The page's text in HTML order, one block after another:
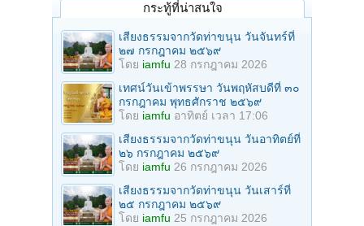
กระทู้ที่น่าสนใจ
เสียงธรรมจากวัดท่าขนุน วันจันทร์ที่
๒๗ กรกฎาคม ๒๕๖๙
โดย iamfu 28 กรกฎาคม 2026
เทศน์วันเข้าพรรษา วันพฤหัสบดีที่ ๓๐
กรกฎาคม พุทธศักราช ๒๕๖๙
โดย iamfu อาทิตย์ เวลา 17:06
เสียงธรรมจากวัดท่าขนุน วันอาทิตย์ที่
๒๖ กรกฎาคม ๒๕๖๙
โดย iamfu 26 กรกฎาคม 2026
เสียงธรรมจากวัดท่าขนุน วันเสาร์ที่
๒๕ กรกฎาคม ๒๕๖๙
โดย iamfu 25 กรกฎาคม 2026